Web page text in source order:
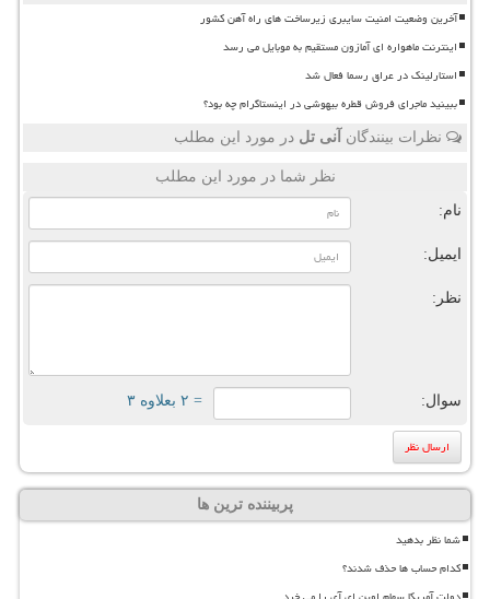
آخرین وضعیت امنیت سایبری زیرساخت های راه آهن کشور
اینترنت ماهواره ای آمازون مستقیم به موبایل می رسد
استارلینک در عراق رسما فعال شد
ببینید ماجرای فروش قطره بیهوشی در اینستاگرام چه بود؟
نظرات بینندگان آنی تل در مورد این مطلب
نظر شما در مورد این مطلب
نام:
ایمیل:
نظر:
سوال: = ۲ بعلاوه ۳
پربیننده ترین ها
شما نظر بدهید
کدام حساب ها حذف شدند؟